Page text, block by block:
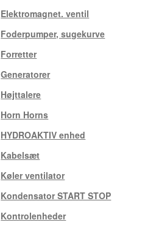
Elektromagnet. ventil
Foderpumper, sugekurve
Forretter
Generatorer
Højttalere
Horn Horns
HYDROAKTIV enhed
Kabelsæt
Køler ventilator
Kondensator START STOP
Kontrolenheder